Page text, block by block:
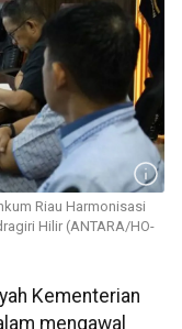
Riau Harmonisasi
Hilir (ANTARA/HO-
Kementerian
mengawal